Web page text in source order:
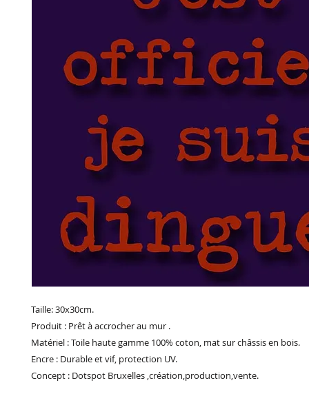
Taille: 30x30cm.
Produit : Prêt à accrocher au mur .
Matériel : Toile haute gamme 100% coton, mat sur châssis en bois.
Encre : Durable et vif, protection UV.
Concept : Dotspot Bruxelles ,création,production,vente.